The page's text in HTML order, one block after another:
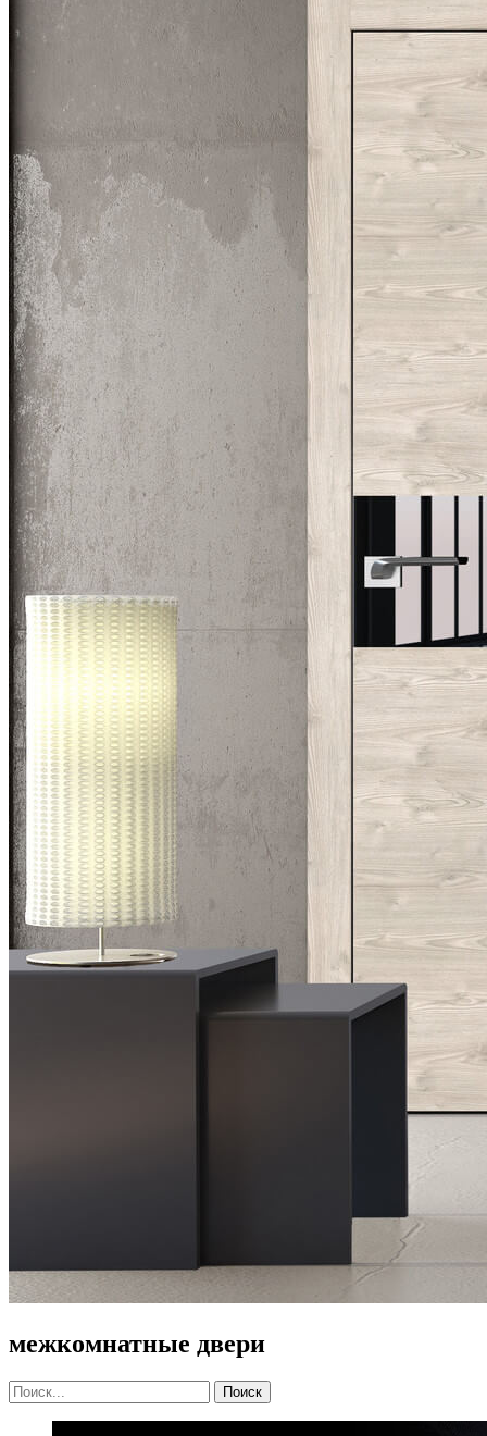
межкомнатные двери